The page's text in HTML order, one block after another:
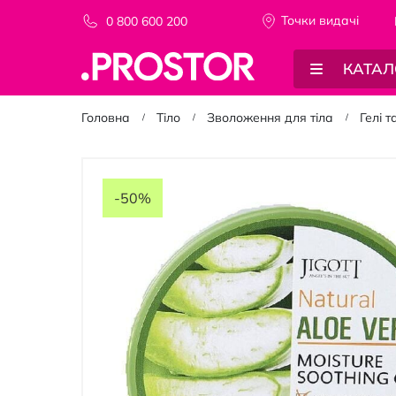
0 800 600 200 Точки видачi
Головна Тіло Зволоження для тіла Гелі
галереї
-50%